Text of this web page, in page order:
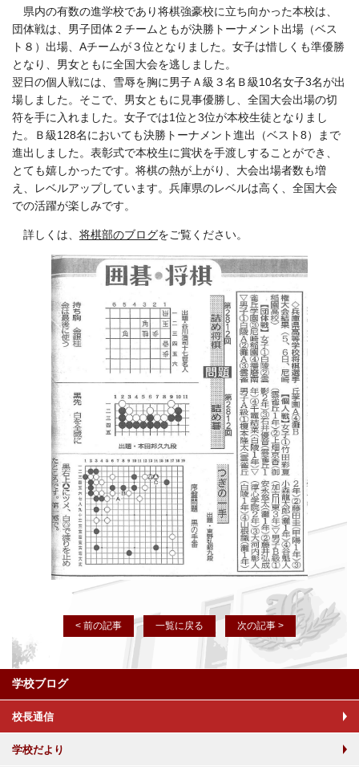
県内の有数の進学校であり将棋強豪校に立ち向かった本校は、
団体戦は、男子団体２チームともが決勝トーナメント出場（ベス
ト８）出場、Aチームが３位となりました。女子は惜しくも準優勝
となり、男女ともに全国大会を逃しました。
翌日の個人戦には、雪辱を胸に男子Ａ級３名Ｂ級10名女子3名が出
場しました。そこで、 男女ともに見事優勝し、全国大会出場の切
符を手に入れました。女子では1位と3位が本校生徒となりまし
た。Ｂ級128名においても決勝トーナメント進出（ベスト8）まで
進出しました。 表彰式で本校生に賞状を手渡しすることができ、
とても嬉しかったです。将棋の熱が上がり、大会出場者数も増
え、レベルアップしています。兵庫県のレベルは高く、全国大会
での活躍が楽しみです。
詳しくは、 将棋部のブログをご覧ください。
< 前の記事 一覧に戻る 次の記事 >
学校ブログ
校長通信
学校だより